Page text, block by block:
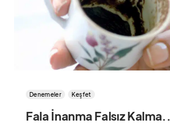
Denemeler Keşfet
Fala İnanma Falsız Kalma..